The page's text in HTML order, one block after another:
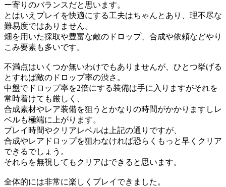
ー寄りのバランスだと思います。
とはいえプレイを快適にする工夫はちゃんとあり、理不尽な
難易度ではありません。
畑を用いた採取や豊富な敵のドロップ、合成や依頼などやり
こみ要素も多いです。
不満点はいくつか無いわけでもありませんが、ひとつ挙げる
とすれば敵のドロップ率の渋さ。
中盤でドロップ率を2倍にする装備は手に入りますがそれを
常時着けても厳しく、
合成素材やレア装備を狙うとかなりの時間がかかりますしレ
ベルも極端に上がります。
プレイ時間やクリアレベルは上記の通りですが、
合成やレアドロップを狙わなければ恐らくもっと早くクリア
できるでしょう。
それらを無視してもクリアはできると思います。
全体的には非常に楽しくプレイできました。